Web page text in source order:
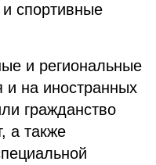
спортивные
и региональные
и на иностранных
гражданство
а также